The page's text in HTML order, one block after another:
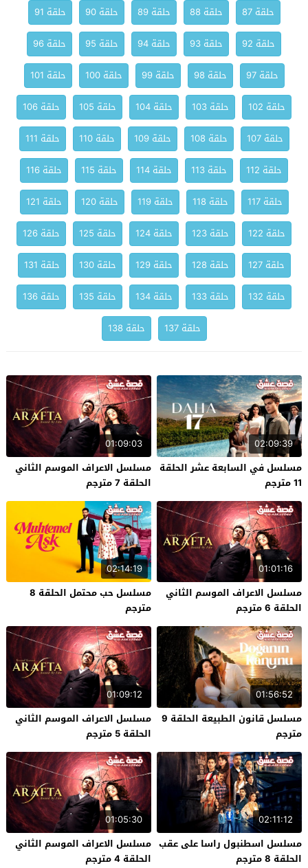
حلقة 87 حلقة 88 حلقة 89 حلقة 90
حلقة 91
حلقة 92
حلقة 93 حلقة 94 حلقة 95
حلقة 96
حلقة 97
حلقة 98 حلقة 99 حلقة 100
حلقة 101
حلقة 102
حلقة 103 حلقة 104 حلقة 105
حلقة 106
حلقة 107
حلقة 108 حلقة 109 حلقة 110
حلقة 111
حلقة 112
حلقة 113 حلقة 114 حلقة 115
حلقة 116
حلقة 117
حلقة 118 حلقة 119 حلقة 120
حلقة 121
حلقة 122
حلقة 123 حلقة 124 حلقة 125
حلقة 126
حلقة 127
حلقة 128 حلقة 129 حلقة 130
حلقة 131
حلقة 132
حلقة 133 حلقة 134 حلقة 135
حلقة 136
حلقة 137
حلقة 138
02:09:39
مسلسل في السابعة عشر الحلقة
11 مترجم
01:09:03
مسلسل الاعراف الموسم الثاني
الحلقة 7 مترجم
01:01:16
مسلسل الاعراف الموسم الثاني
الحلقة 6 مترجم
02:14:19
مسلسل حب محتمل الحلقة 8
مترجم
01:56:52
مسلسل قانون الطبيعة الحلقة 9
مترجم
01:09:12
مسلسل الاعراف الموسم الثاني
الحلقة 5 مترجم
02:11:12
مسلسل اسطنبول راسا على عقب
الحلقة 8 مترجم
01:05:30
مسلسل الاعراف الموسم الثاني
الحلقة 4 مترجم